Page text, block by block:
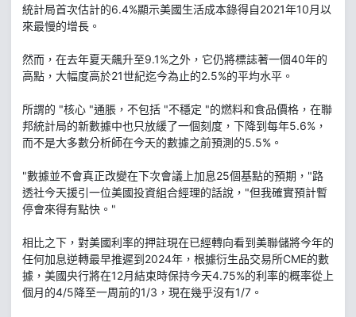
統計局首次估計的6.4%顯示美國生活成本錄得自2021年10月以
來最慢的增長。
然而，在去年夏天飆升至9.1%之外，它仍將標誌著一個40年的
高點，大幅度高於21世紀迄今為止的2.5%的平均水平。
所謂的 "核心 "通脹，不包括 "不穩定 "的燃料和食品價格，在聯
邦統計局的新數據中也只放緩了一個刻度，下降到每年5.6%，
而不是大多數分析師在今天的數據之前預測的5.5%。
"數據並不會真正改變在下次會議上加息25個基點的預期，"路
透社今天援引一位美國投資組合經理的話說，"但我確實預計暫
停會來得有點快。"
相比之下，對美國利率的押註現在已經轉向看到美聯儲將今年的
任何加息逆轉最早推遲到2024年，根據衍生品交易所CME的數
據，美國央行將在12月結束時保持今天4.75%的利率的概率從上
個月的4/5降至一周前的1/3，現在幾乎沒有1/7。